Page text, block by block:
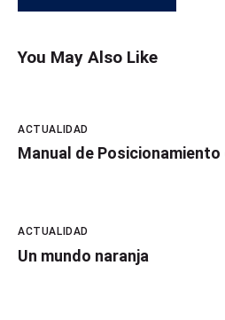
You May Also Like
ACTUALIDAD
Manual de Posicionamiento
ACTUALIDAD
Un mundo naranja